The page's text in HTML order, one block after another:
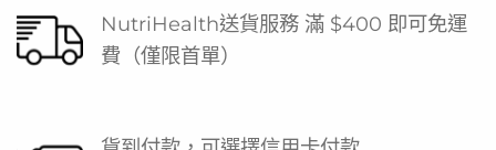
Fortisip 按照每日營養所需設計，有助改善與疾病相關的營
養不良，同時加快康復進程。
康復，減少併發症
NutriHealth送貨服務 滿 $400 即可免運
費（僅限首單）